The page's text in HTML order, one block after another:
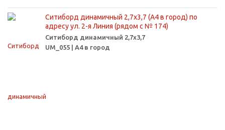
Ситиборд динамичный 2,7х3,7 (А4 в город) по
адресу ул. 2-я Линия (рядом с № 174)
Ситиборд динамичный 2,7х3,7
UM_055 | А4 в город